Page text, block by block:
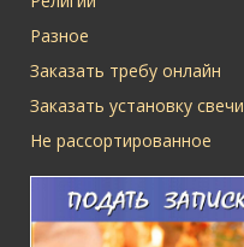
Разное
Заказать требу онлайн
Заказать установку свечи
Не рассортированное